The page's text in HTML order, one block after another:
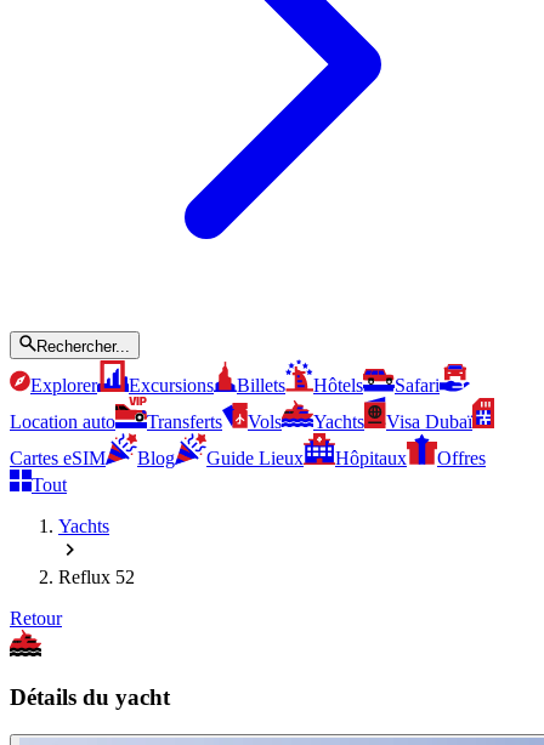
Rechercher...
Explorer Excursions Billets Hôtels
Safari
Location auto
Transferts Vols Yachts
Visa Dubaï
Cartes eSIM
Blog Guide Lieux Hôpitaux
Offres
Tout
Yachts
Reflux 52
Retour
Détails du yacht